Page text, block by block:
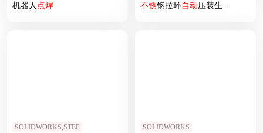
机器人 点焊 不锈钢拉环自动压装生产线
SOLIDWORKS,STEP SOLIDWORKS